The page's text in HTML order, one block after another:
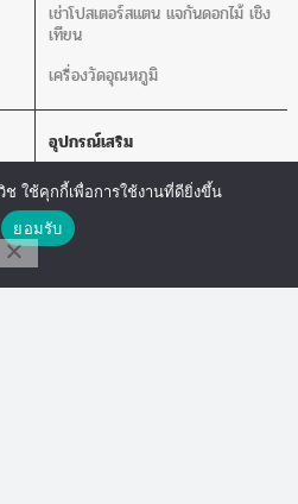
เช่าโปสเตอร์สแตน แจกันดอกไม้ เชิง
เทียน
เครื่องวัดอุณหภูมิ
อุปกรณ์เสริม
เช่าพัดลม
เช่าเสากั้นบริเขต
เทียน
Line Chat
ช ใช้คุกกี้เพื่อการใช้งานที่ดียิ่งขึ้น
ยอมรับ